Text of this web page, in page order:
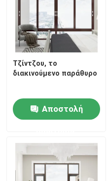
Τζίντζου, το
διακινούμενο παράθυρο
Αποστολή